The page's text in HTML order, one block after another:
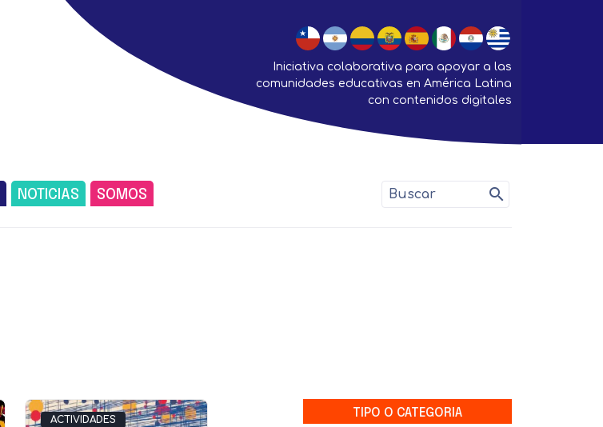
Iniciativa colaborativa para apoyar a las
comunidades educativas en América Latina
con contenidos digitales
NOTICIAS SOMOS search
ACTIVIDADES
TIPO O CATEGORIA